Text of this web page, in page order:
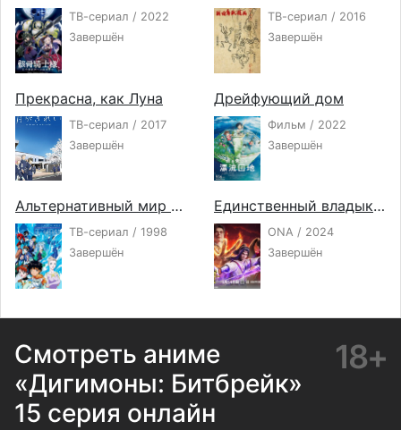
ТВ-сериал / 2022
Завершён
ТВ-сериал / 2016
Завершён
Прекрасна, как Луна
ТВ-сериал / 2017
Завершён
Дрейфующий дом
Фильм / 2022
Завершён
Альтернативный мир Эль-Хазард
ТВ-сериал / 1998
Завершён
Единственный владыка мира 2
ONA / 2024
Завершён
Смотреть аниме
«Дигимоны: Битбрейк»
15 серия онлайн
18+